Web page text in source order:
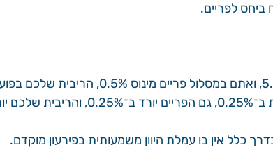
ביחס לפריים.
בהתאם.
כלל אין בו עמלת היוון משמעותית בפירעון מוקדם.